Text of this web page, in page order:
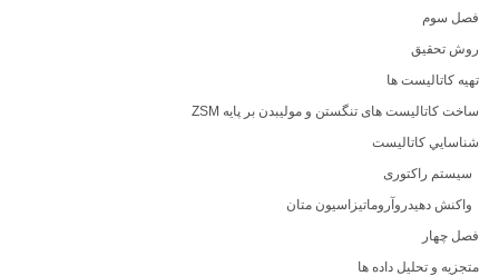
فصل سوم
روش تحقیق
تهیه کاتالیست ها
ساخت کاتالیست های تنگستن و مولیبدن بر پایه ZSM
شناسایي کاتالیست
سیستم راکتوری
واکنش دهیدروآروماتیزاسیون متان
فصل چهار
متجزیه و تحلیل داده ها